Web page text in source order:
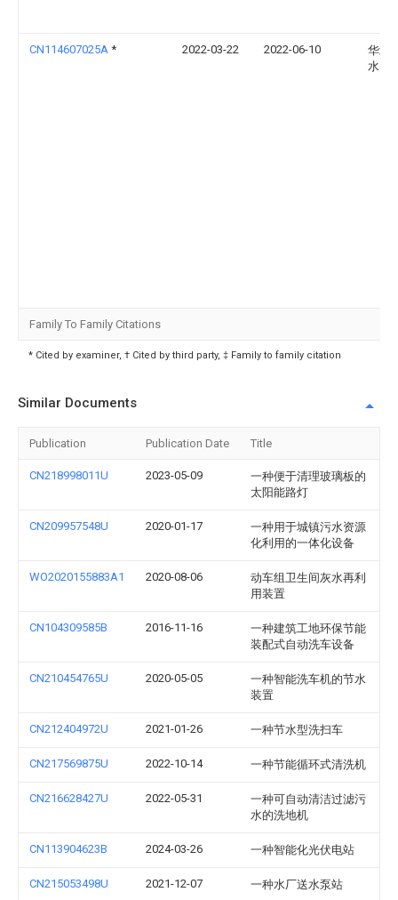
CN114607025A * 2022-03-22 2022-06-10
华北
水电
Family To Family Citations
* Cited by examiner, † Cited by third party, ‡ Family to family citation
Similar Documents
Publication Publication Date Title
CN218998011U 2023-05-09
一种便于清理玻璃板的
太阳能路灯
CN209957548U 2020-01-17
一种用于城镇污水资源
化利用的一体化设备
WO2020155883A1 2020-08-06
动车组卫生间灰水再利
用装置
CN104309585B 2016-11-16
一种建筑工地环保节能
装配式自动洗车设备
CN210454765U 2020-05-05
一种智能洗车机的节水
装置
CN212404972U 2021-01-26 一种节水型洗扫车
CN217569875U 2022-10-14 一种节能循环式清洗机
CN216628427U 2022-05-31
一种可自动清洁过滤污
水的洗地机
CN113904623B 2024-03-26 一种智能化光伏电站
CN215053498U 2021-12-07 一种水厂送水泵站